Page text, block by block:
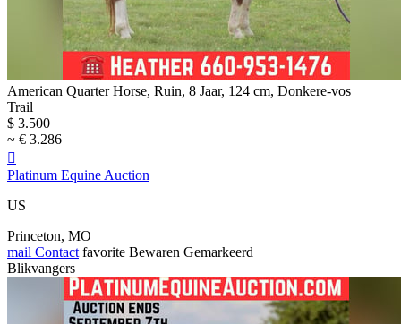
American Quarter Horse, Ruin, 8 Jaar, 124 cm, Donkere-vos
Trail
$ 3.500
~ € 3.286

Platinum Equine Auction
US
Princeton, MO
mail Contact favorite Bewaren Gemarkeerd
Blikvangers